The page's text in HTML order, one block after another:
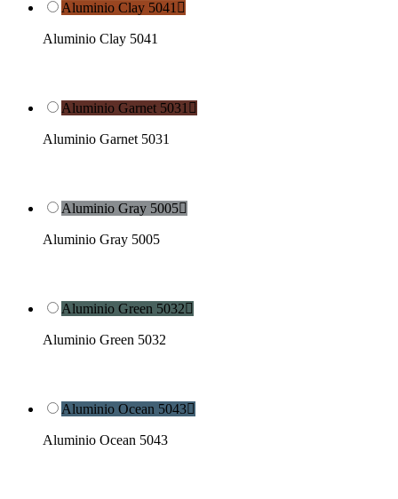
Aluminio Clay 5041 
Aluminio Clay 5041
Aluminio Garnet 5031 
Aluminio Garnet 5031
Aluminio Gray 5005
Aluminio Gray 5005
Aluminio Green 5032
Aluminio Green 5032
Aluminio Ocean 5043
Aluminio Ocean 5043